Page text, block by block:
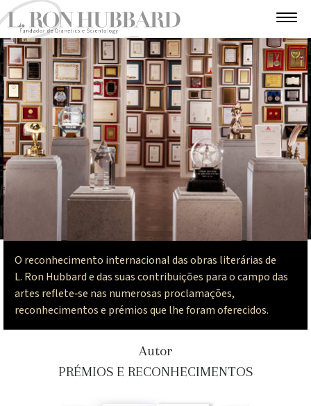
O reconhecimento internacional das obras literárias de
L. Ron Hubbard e das suas contribuições para o campo das
artes reflete‑se nas numerosas proclamações,
reconhecimentos e prémios que lhe foram oferecidos.
Autor
PRÉMIOS E RECONHECIMENTOS